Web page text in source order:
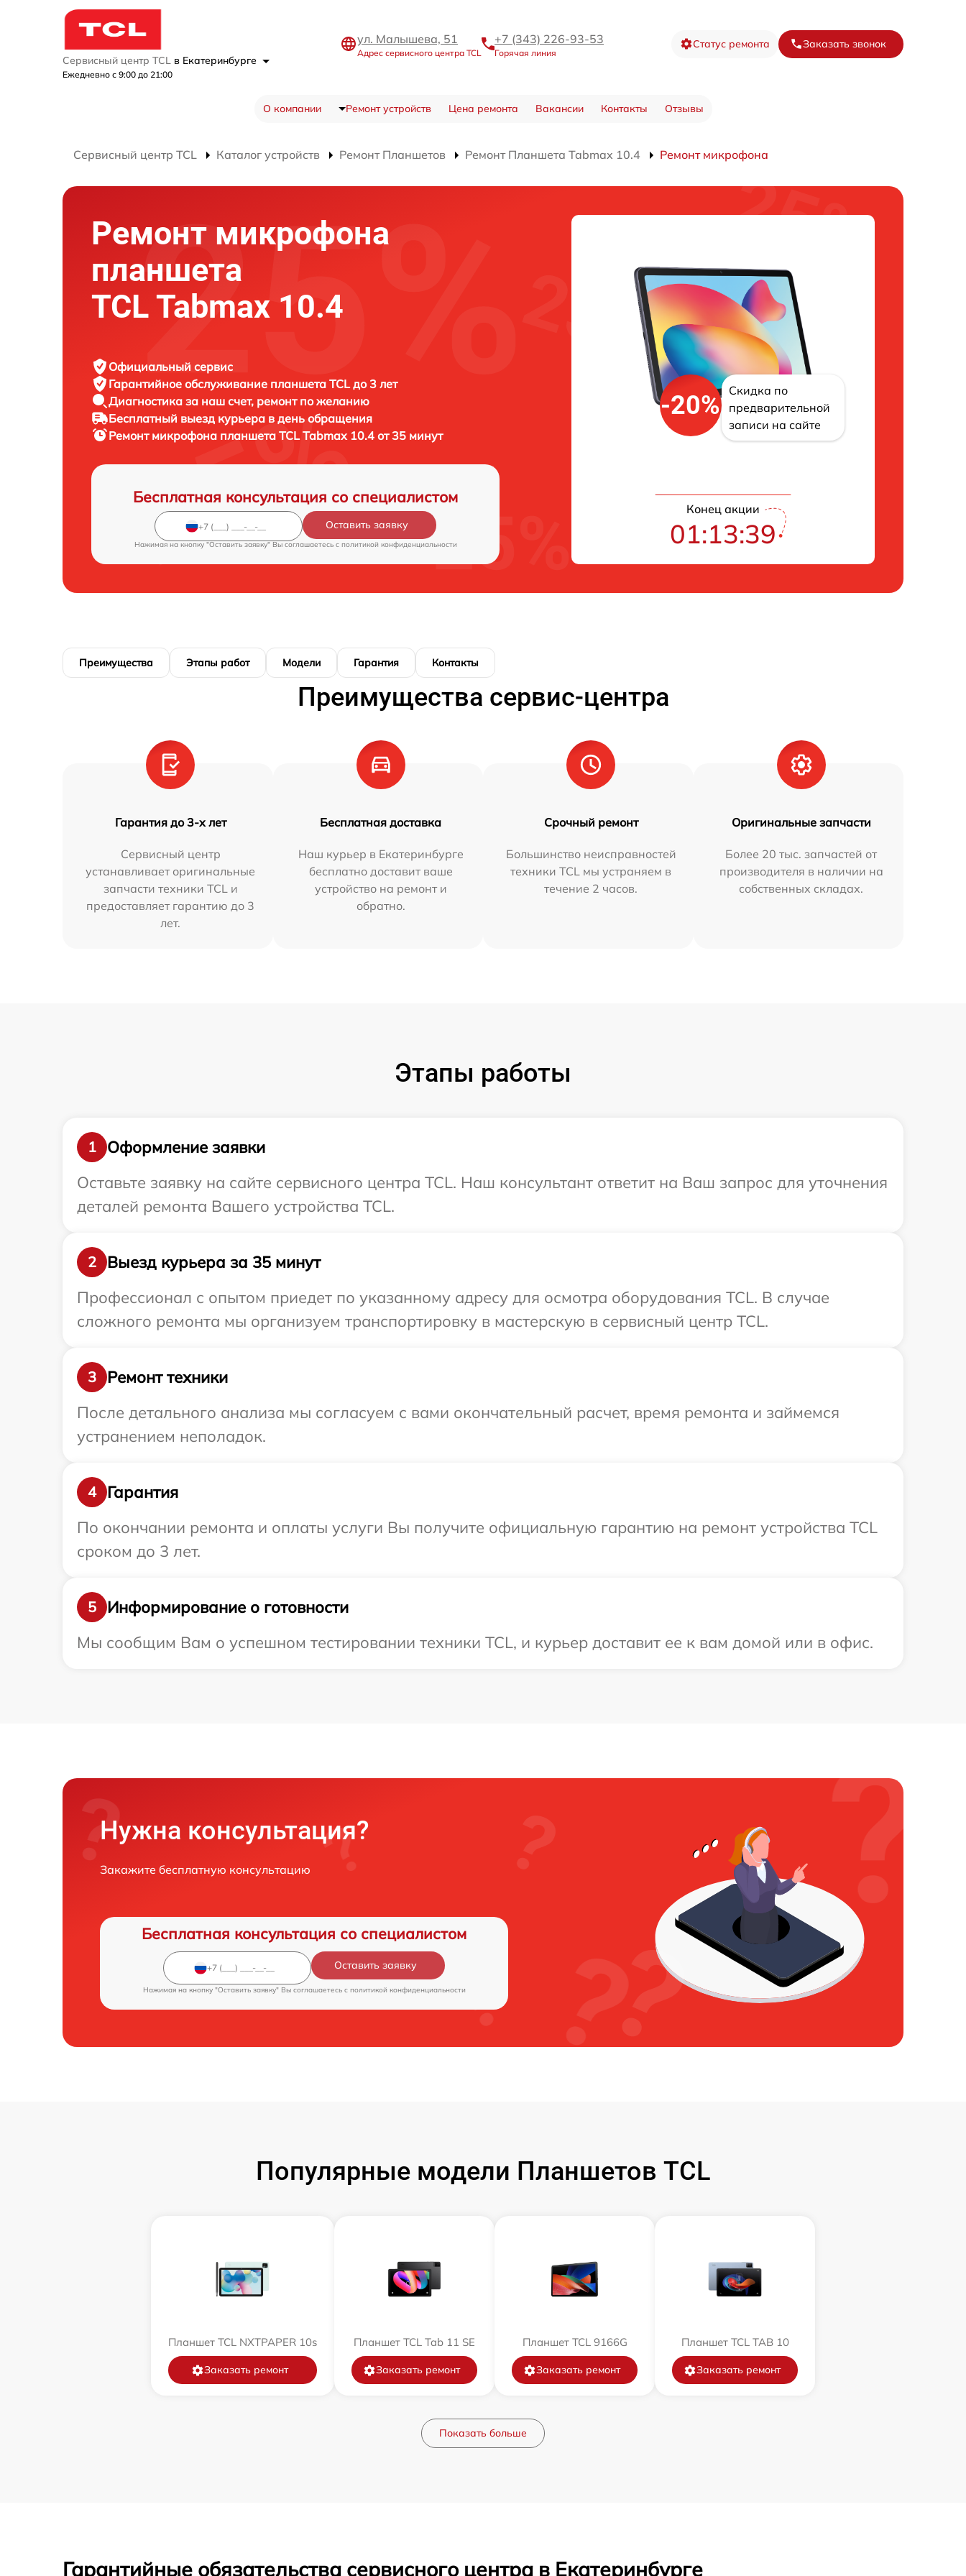
Сервисный центр TCL в Екатеринбурге
Ежедневно с 9:00 до 21:00
ул. Малышева, 51
Адрес сервисного центра TCL
+7 (343) 226-93-53
Горячая линия
Статус ремонта Заказать звонок
О компании Ремонт устройств Цена ремонта Вакансии Контакты Отзывы
Сервисный центр TCL Каталог устройств Ремонт Планшетов Ремонт Планшета Tabmax 10.4 Ремонт микрофона
Ремонт микрофона
планшета
TCL Tabmax 10.4
Официальный сервис
Гарантийное обслуживание планшета TCL до 3 лет
Диагностика за наш счет, ремонт по желанию
Бесплатный выезд курьера в день обращения
Ремонт микрофона планшета TCL Tabmax 10.4 от 35 минут
Бесплатная консультация со специалистом
Оставить заявку
Нажимая на кнопку "Оставить заявку" Вы соглашаетесь c политикой конфиденциальности
-20%
Скидка по
предварительной
записи на сайте
Конец акции
01:13:38
Преимущества Этапы работ Модели Гарантия Контакты
Преимущества сервис-центра
Гарантия до 3-х лет
Сервисный центр
устанавливает оригинальные
запчасти техники TCL и
предоставляет гарантию до 3
лет.
Бесплатная доставка
Наш курьер в Екатеринбурге
бесплатно доставит ваше
устройство на ремонт и
обратно.
Срочный ремонт
Большинство неисправностей
техники TCL мы устраняем в
течение 2 часов.
Оригинальные запчасти
Более 20 тыс. запчастей от
производителя в наличии на
собственных складах.
Этапы работы
1
Оформление заявки
Оставьте заявку на сайте сервисного центра TCL. Наш консультант ответит на Ваш запрос для уточнения
деталей ремонта Вашего устройства TCL.
2
Выезд курьера за 35 минут
Профессионал с опытом приедет по указанному адресу для осмотра оборудования TCL. В случае
сложного ремонта мы организуем транспортировку в мастерскую в сервисный центр TCL.
3
Ремонт техники
После детального анализа мы согласуем с вами окончательный расчет, время ремонта и займемся
устранением неполадок.
4
Гарантия
По окончании ремонта и оплаты услуги Вы получите официальную гарантию на ремонт устройства TCL
сроком до 3 лет.
5
Информирование о готовности
Мы сообщим Вам о успешном тестировании техники TCL, и курьер доставит ее к вам домой или в офис.
Нужна консультация?
Закажите бесплатную консультацию
Бесплатная консультация со специалистом
Оставить заявку
Нажимая на кнопку "Оставить заявку" Вы соглашаетесь c политикой конфиденциальности
Популярные модели Планшетов TCL
Планшет TCL NXTPAPER 10s
Заказать ремонт
Планшет TCL Tab 11 SE
Заказать ремонт
Планшет TCL 9166G
Заказать ремонт
Планшет TCL TAB 10
Заказать ремонт
Показать больше
Гарантийные обязательства сервисного центра в Екатеринбурге